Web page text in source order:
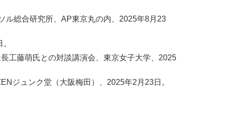
ル総合研究所、AP東京丸の内、2025年8月23
工藤萌氏との対談講演会、東京女子大学、2025
ジュンク堂（大阪梅田）、2025年2月23日。